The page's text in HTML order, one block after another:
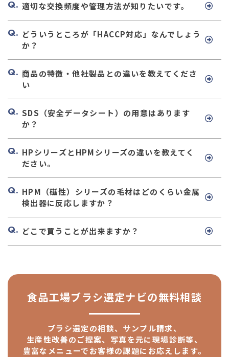
適切な交換頻度や管理方法が知りたいです。
どういうところが「HACCP対応」なんでしょう
か？
商品の特徴・他社製品との違いを教えてくださ
い
SDS（安全データシート）の用意はあります
か？
HPシリーズとHPMシリーズの違いを教えてく
ださい。
HPM（磁性）シリーズの毛材はどのくらい金属
検出器に反応しますか？
どこで買うことが出来ますか？
食品工場ブラシ選定ナビの無料相談
ブラシ選定の相談、サンプル請求、
生産性改善のご提案、 写真を元に現場診断等、
豊富なメニューでお客様の課題にお応えします。